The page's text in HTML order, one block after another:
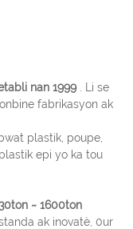
nan 1999
. Li se
fabrikasyon ak
plastik, poupe,
epi yo ka tou
~ 1600ton
ak inovatè, 0ur